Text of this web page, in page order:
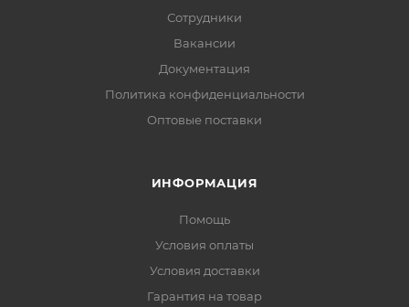
Сотрудники
Вакансии
Документация
Политика конфиденциальности
Оптовые поставки
ИНФОРМАЦИЯ
Помощь
Условия оплаты
Условия доставки
Гарантия на товар